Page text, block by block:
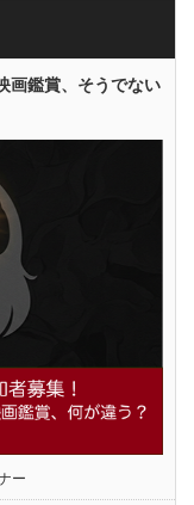
画鑑賞、そうでない
ー